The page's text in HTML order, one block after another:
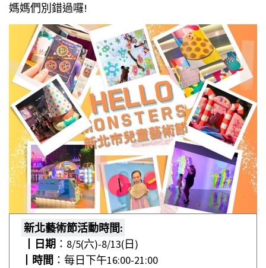
媽媽們別錯過囉!
新北藝術節活動時間:
日期 ：8/5(六)-8/13(日)
時間 ：每日下午16:00-21:00